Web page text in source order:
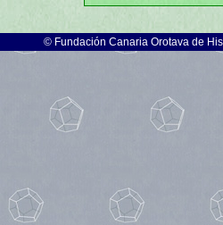
© Fundación Canaria Orotava de